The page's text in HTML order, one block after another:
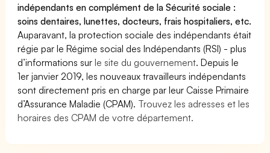
indépendants en complément de la Sécurité sociale :
soins dentaires, lunettes, docteurs, frais hospitaliers, etc.
Auparavant, la protection sociale des indépendants était
régie par le Régime social des Indépendants (RSI) - plus
d’informations surle site du gouvernement. Depuis le
1er janvier 2019, les nouveaux travailleurs indépendants
sont directement pris en charge par leur Caisse Primaire
d’Assurance Maladie (CPAM). Trouvez les adresses et les
horaires des CPAM de votre département.